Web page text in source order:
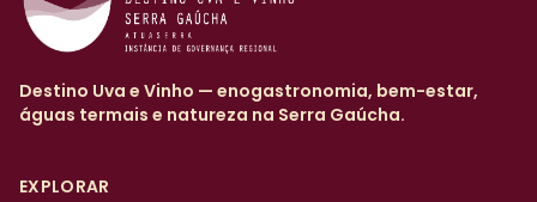
Destino Uva e Vinho — enogastronomia, bem-estar,
águas termais e natureza na Serra Gaúcha.
EXPLORAR